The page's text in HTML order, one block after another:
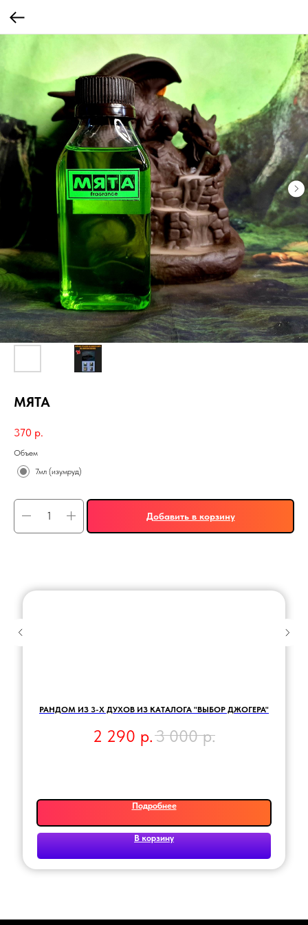
МЯТА
370 р.
Объем
7мл (изумруд)
Добавить в корзину
РАНДОМ ИЗ 3-Х ДУХОВ ИЗ КАТАЛОГА "ВЫБОР ДЖОГЕРА"
2 290 р.3 000 р.
Подробнее
В корзину